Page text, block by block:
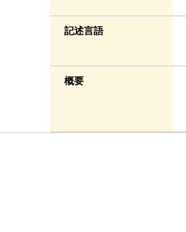
記述言語
概要